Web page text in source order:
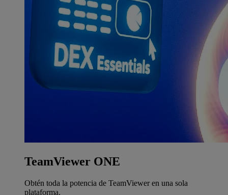
TeamViewer ONE
Obtén toda la potencia de TeamViewer en una sola
plataforma.